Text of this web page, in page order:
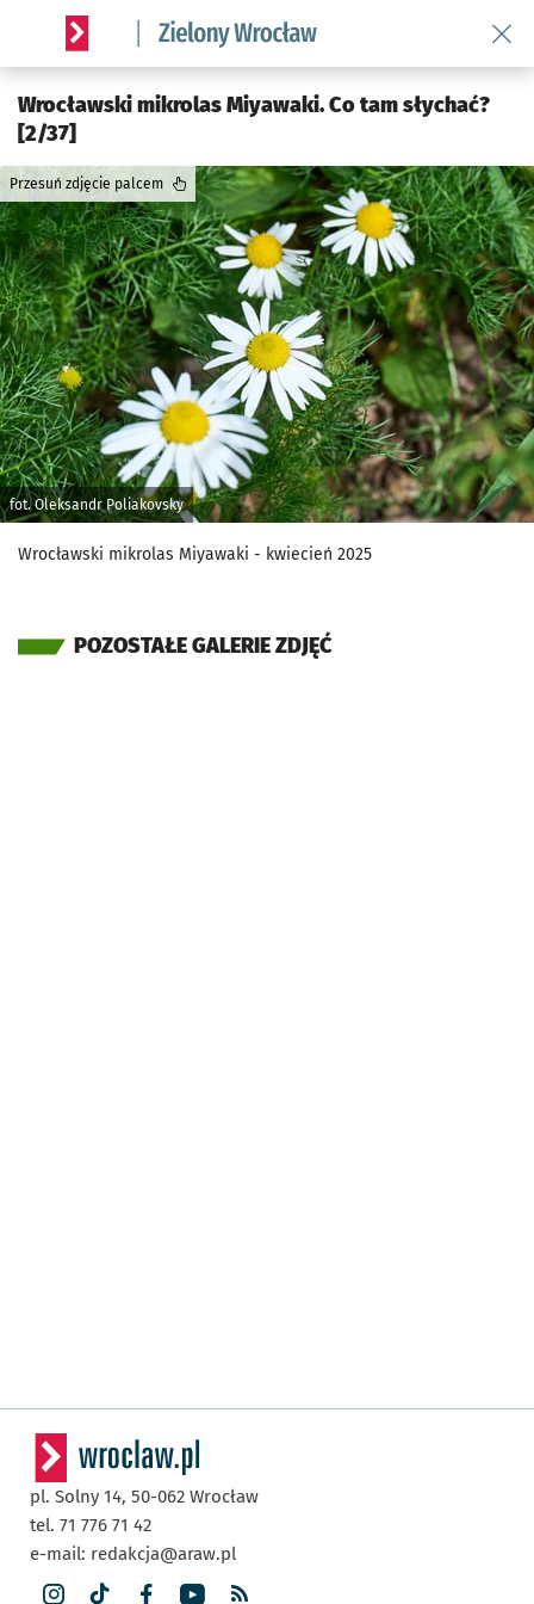
Serwis informacyjny wroclaw.pl podserwis: Środowisko we
Wrocławski mikrolas Miyawaki. Co tam słychać?
[2/37]
fot. Oleksandr Poliakovsky
Przesuń zdjęcie palcem
Wrocławski mikrolas Miyawaki - kwiecień 2025
POZOSTAŁE GALERIE ZDJĘĆ
pl. Solny 14, 50-062 Wrocław
tel. 71 776 71 42
e-mail: redakcja@araw.pl